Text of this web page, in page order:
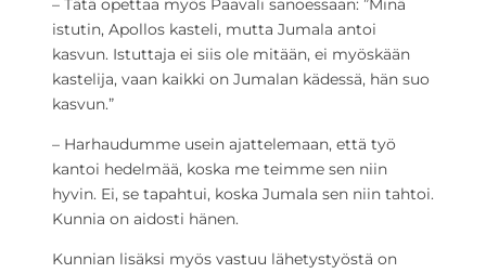
– Tätä opettaa myös Paavali sanoessaan: ”Minä
istutin, Apollos kasteli, mutta Jumala antoi
kasvun. Istuttaja ei siis ole mitään, ei myöskään
kastelija, vaan kaikki on Jumalan kädessä, hän suo
kasvun.”
– Harhaudumme usein ajattelemaan, että työ
kantoi hedelmää, koska me teimme sen niin
hyvin. Ei, se tapahtui, koska Jumala sen niin tahtoi.
Kunnia on aidosti hänen.
Kunnian lisäksi myös vastuu lähetystyöstä on